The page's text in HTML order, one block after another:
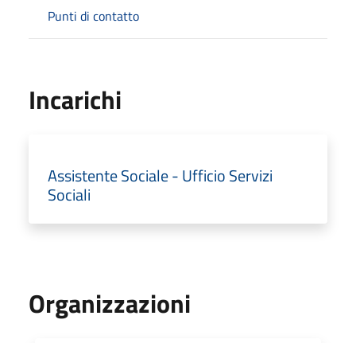
Punti di contatto
Incarichi
Assistente Sociale - Ufficio Servizi
Sociali
Organizzazioni